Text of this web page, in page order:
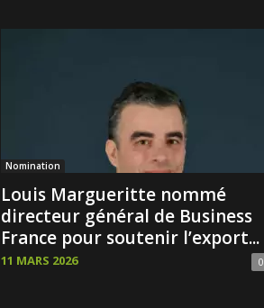
Nomination
Louis Margueritte nommé
directeur général de Business
France pour soutenir l’export...
11 MARS 2026 0